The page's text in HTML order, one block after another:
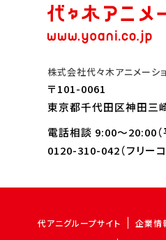
株式会社代々木アニメーシ
〒101-0061
東京都千代田区神田三
電話相談 9:00～20:00（
0120-310-042（フリー
代アニグループサイト 企業情